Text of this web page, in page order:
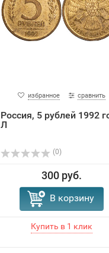
избранное сравнить
Россия, 5 рублей 1992
Л
(0)
300 руб.
В корзину